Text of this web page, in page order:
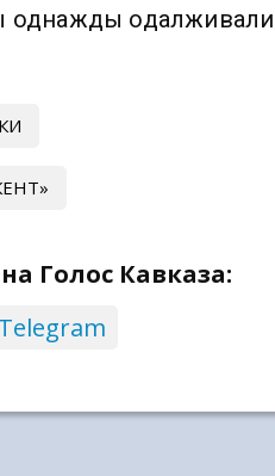
однажды одалживали
Голос Кавказа:
Telegram